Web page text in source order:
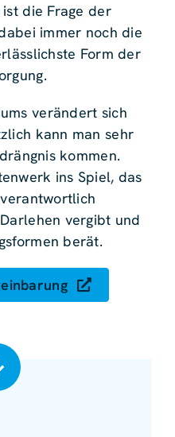
die Frage der
immer noch die
Form der
verändert sich
kann man sehr
kommen.
ins Spiel, das
vergibt und
berät.